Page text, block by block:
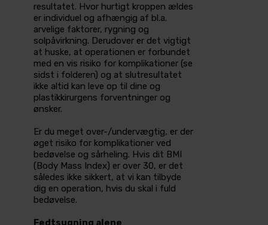
resultatet­. Hvor hurtigt kroppen ældes
er individuel og afhængig af bl.a.
arvelige faktorer, rygning og
solpåvirkning. Derudover er det vigtigt
at huske, at operationen er forbundet
med en vis risiko for komplikationer (se
sidst i folderen) og at slutresultatet
ikke altid kan leve op til dine og
plastikkirurgens forventninger og
ønsker.
Er du meget over-/undervægtig, er der
øget risiko for komplikationer ved
bedøvelse og sårheling. Hvis dit BMI
(Body Mass Index) er over 30, er det
således ikke sikkert, at vi kan tilbyde
dig en operation, hvis du skal i fuld
bedøvelse.
Fedtsugning alene